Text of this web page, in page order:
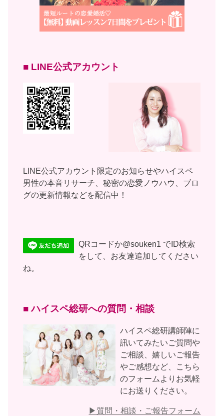
■ LINE公式アカウント
LINE公式アカウント限定のお知らせやハイスペ
男性の本音リサーチ、秘密の恋愛ノウハウ、ブロ
グの更新情報などを配信中！
QRコードか@souken1 でID検索
をして、お友達追加してください
ね。
■ ハイスペ総研への質問・相談
ハイスペ総研講師陣に
訊いてみたいご質問や
ご相談、嬉しいご報告
やご感想など、こちら
のフォームよりお気軽
にお送りください。
▶︎質問・相談・ご報告フォーム